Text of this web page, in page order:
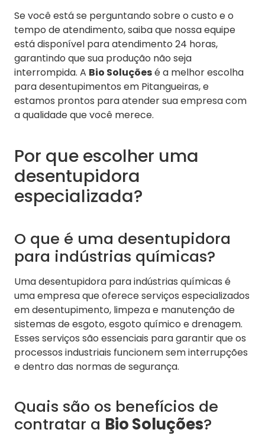
Se você está se perguntando sobre o custo e o
tempo de atendimento, saiba que nossa equipe
está disponível para atendimento 24 horas,
garantindo que sua produção não seja
interrompida. A Bio Soluçõesé a melhor escolha
para desentupimentos em Pitangueiras, e
estamos prontos para atender sua empresa com
a qualidade que você merece.
Por que escolher uma
desentupidora
especializada?
O que é uma desentupidora
para indústrias químicas?
Uma desentupidora para indústrias químicas é
uma empresa que oferece serviços especializados
em desentupimento, limpeza e manutenção de
sistemas de esgoto, esgoto químico e drenagem.
Esses serviços são essenciais para garantir que os
processos industriais funcionem sem interrupções
e dentro das normas de segurança.
Quais são os benefícios de
contratar a Bio Soluções?